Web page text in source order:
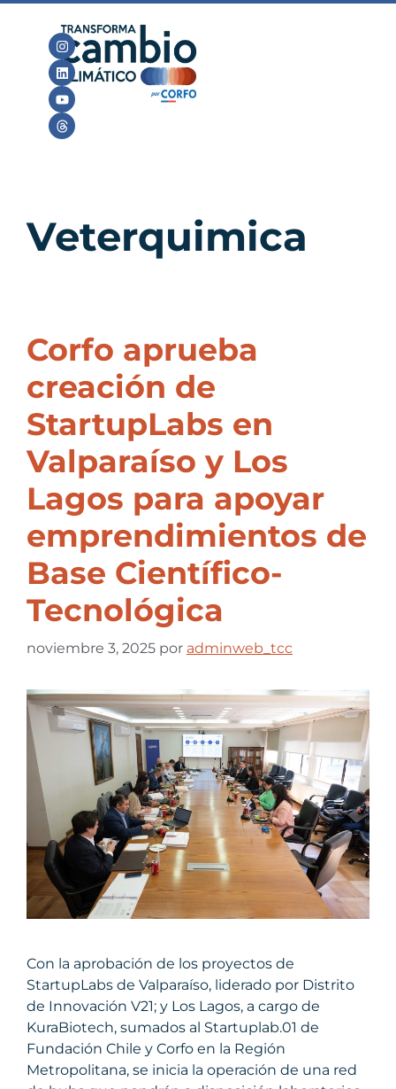
Veterquimica
Corfo aprueba
creación de
StartupLabs en
Valparaíso y Los
Lagos para apoyar
emprendimientos de
Base Científico-
Tecnológica
noviembre 3, 2025 por adminweb_tcc
Con la aprobación de los proyectos de
StartupLabs de Valparaíso, liderado por Distrito
de Innovación V21; y Los Lagos, a cargo de
KuraBiotech, sumados al Startuplab.01 de
Fundación Chile y Corfo en la Región
Metropolitana, se inicia la operación de una red